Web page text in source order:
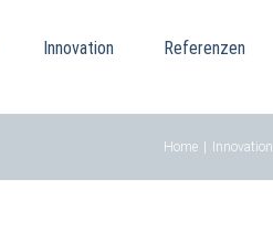
Innovation Referenzen
Home Innovation